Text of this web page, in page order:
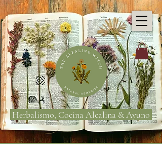
Herbalismo, Cocina Alcalina & Ayuno